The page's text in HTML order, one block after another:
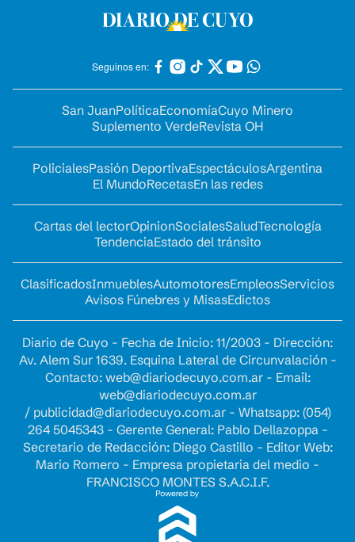
Seguinos en:
San JuanPolíticaEconomíaCuyo Minero
Suplemento VerdeRevista OH
PolicialesPasión DeportivaEspectáculosArgentina
El MundoRecetasEn las redes
Cartas del lectorOpinionSocialesSaludTecnología
TendenciaEstado del tránsito
ClasificadosInmueblesAutomotoresEmpleosServicios
Avisos Fúnebres y MisasEdictos
Diario de Cuyo - Fecha de Inicio: 11/2003 - Dirección:
Av. Alem Sur 1639. Esquina Lateral de Circunvalación -
Contacto: web@diariodecuyo.com.ar- Email:
web@diariodecuyo.com.ar
/ publicidad@diariodecuyo.com.ar- Whatsapp: (054)
264 5045343 - Gerente General: Pablo Dellazoppa -
Secretario de Redacción: Diego Castillo - Editor Web:
Mario Romero - Empresa propietaria del medio -
FRANCISCO MONTES S.A.C.I.F.